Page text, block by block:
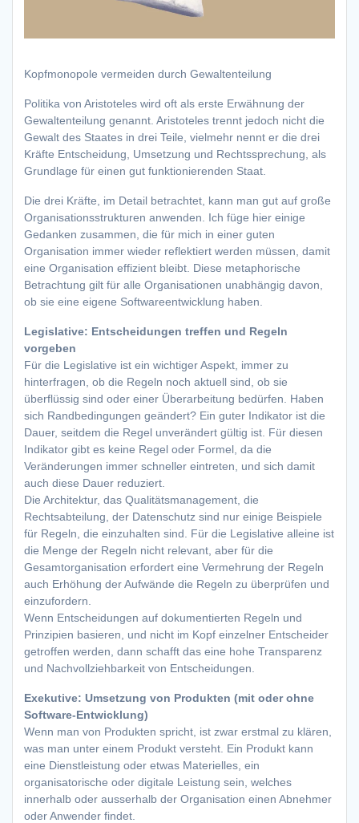
Kopfmonopole vermeiden durch Gewaltenteilung
Politika von Aristoteles wird oft als erste Erwähnung der
Gewaltenteilung genannt. Aristoteles trennt jedoch nicht die
Gewalt des Staates in drei Teile, vielmehr nennt er die drei
Kräfte Entscheidung, Umsetzung und Rechtssprechung, als
Grundlage für einen gut funktionierenden Staat.
Die drei Kräfte, im Detail betrachtet, kann man gut auf große
Organisationsstrukturen anwenden. Ich füge hier einige
Gedanken zusammen, die für mich in einer guten
Organisation immer wieder reflektiert werden müssen, damit
eine Organisation effizient bleibt. Diese metaphorische
Betrachtung gilt für alle Organisationen unabhängig davon,
ob sie eine eigene Softwareentwicklung haben.
Legislative: Entscheidungen treffen und Regeln
vorgeben
Für die Legislative ist ein wichtiger Aspekt, immer zu
hinterfragen, ob die Regeln noch aktuell sind, ob sie
überflüssig sind oder einer Überarbeitung bedürfen. Haben
sich Randbedingungen geändert? Ein guter Indikator ist die
Dauer, seitdem die Regel unverändert gültig ist. Für diesen
Indikator gibt es keine Regel oder Formel, da die
Veränderungen immer schneller eintreten, und sich damit
auch diese Dauer reduziert.
Die Architektur, das Qualitätsmanagement, die
Rechtsabteilung, der Datenschutz sind nur einige Beispiele
für Regeln, die einzuhalten sind. Für die Legislative alleine ist
die Menge der Regeln nicht relevant, aber für die
Gesamtorganisation erfordert eine Vermehrung der Regeln
auch Erhöhung der Aufwände die Regeln zu überprüfen und
einzufordern.
Wenn Entscheidungen auf dokumentierten Regeln und
Prinzipien basieren, und nicht im Kopf einzelner Entscheider
getroffen werden, dann schafft das eine hohe Transparenz
und Nachvollziehbarkeit von Entscheidungen.
Exekutive: Umsetzung von Produkten (mit oder ohne
Software-Entwicklung)
Wenn man von Produkten spricht, ist zwar erstmal zu klären,
was man unter einem Produkt versteht. Ein Produkt kann
eine Dienstleistung oder etwas Materielles, ein
organisatorische oder digitale Leistung sein, welches
innerhalb oder ausserhalb der Organisation einen Abnehmer
oder Anwender findet.